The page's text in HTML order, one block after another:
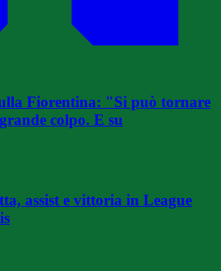
Fiorentina: "Si può tornare
colpo. E su
assist e vittoria in League